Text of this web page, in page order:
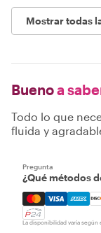
Mostrar todas
Buenoa
Todo lo que
fluida y
Pregunta
¿Qué métodos
Mastercard,
La disponibilidad varía según